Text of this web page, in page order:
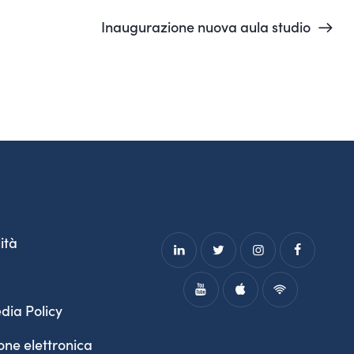
Inaugurazione nuova aula studio
Policy
elettronica